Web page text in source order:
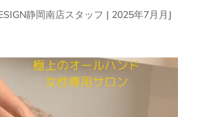
静岡南店スタッフ | 2025年7月月J